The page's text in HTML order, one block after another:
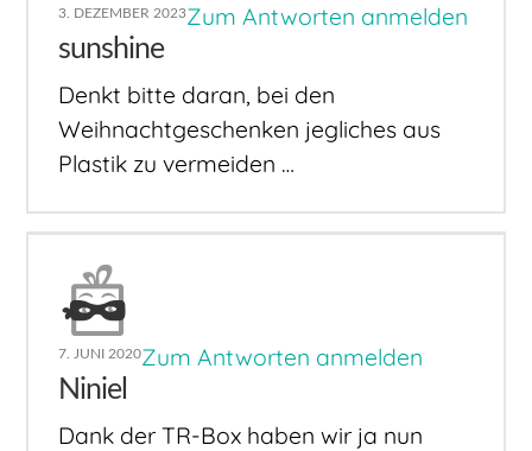
3. DEZEMBER 2023Zum Antworten anmelden
sunshine
Denkt bitte daran, bei den
Weihnachtgeschenken jegliches aus
Plastik zu vermeiden …
7. JUNI 2020Zum Antworten anmelden
Niniel
Dank der TR-Box haben wir ja nun